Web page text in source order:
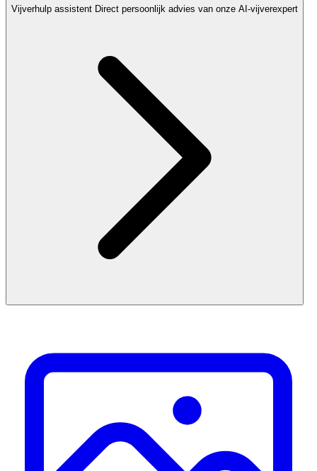
Vijverhulp assistent Direct persoonlijk advies van onze AI-vijverexpert